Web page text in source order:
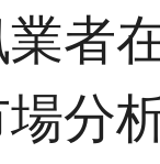
者
分